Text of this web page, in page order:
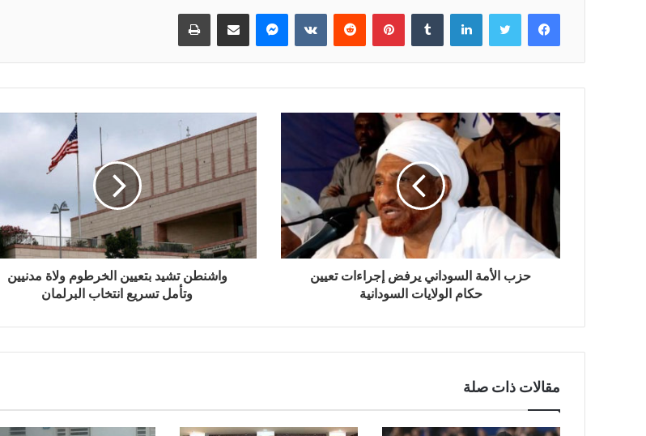
فيسبوك تويتر لينكدإن بينتيريست ماسنجر مشاركة عبر البريد طباعة
حزب الأمة السوداني يرفض إجراءات تعيين
حكام الولايات السودانية
واشنطن تشيد بتعيين الخرطوم ولاة مدنيين
وتأمل تسريع انتخاب البرلمان
مقالات ذات صلة